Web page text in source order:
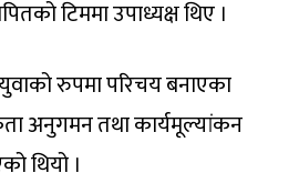
टिममा उपाध्यक्ष थिए ।
रुपमा परिचय बनाएका
अनुगमन तथा कार्यमूल्यांकन